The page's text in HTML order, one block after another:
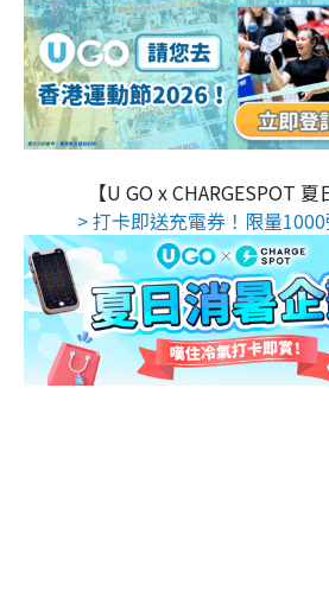
【U GO x CHARGESPOT 夏
> 打卡即送充電券！限量